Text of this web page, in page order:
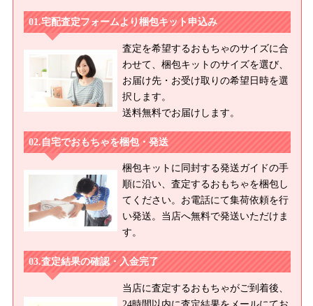
宅配査定フォームより梱包キット申込み
査定を希望するおもちゃのサイズに合
わせて、梱包キットのサイズを選び、
お届け先・お受け取りの希望日時を選
択します。
送料無料でお届けします。
自宅でおもちゃを梱包・発送
梱包キットに同封する発送ガイドの手
順に沿い、査定するおもちゃを梱包し
てください。お電話にて集荷依頼を行
い発送。当店へ無料で発送いただけま
す。
査定結果の確認・入金完了
当店に査定するおもちゃがご到着後、
24時間以内に査定結果をメールにてお